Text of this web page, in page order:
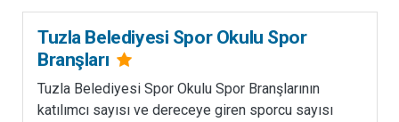
Tuzla Belediyesi Spor Okulu Spor
Branşları
Tuzla Belediyesi Spor Okulu Spor Branşlarının
katılımcı sayısı ve dereceye giren sporcu sayısı